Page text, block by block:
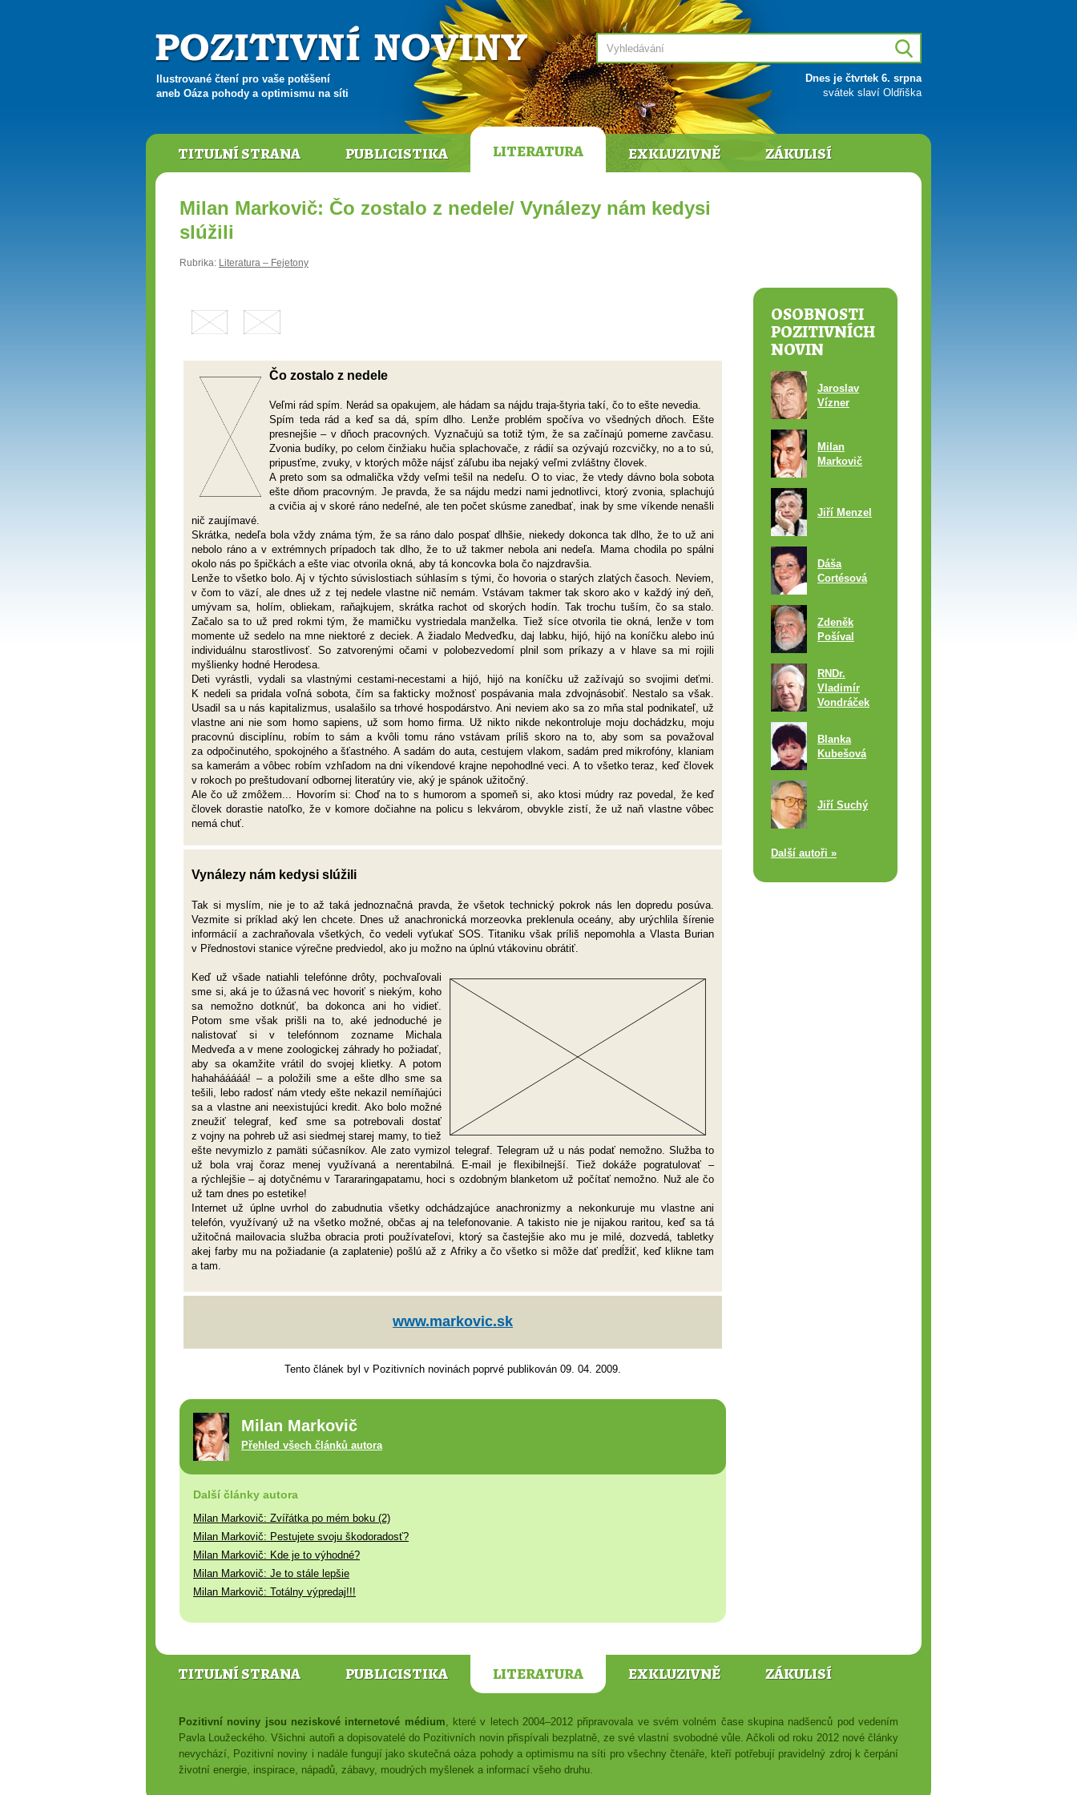
Ilustrované čtení pro vaše potěšení
aneb Oáza pohody a optimismu na síti
Dnes je čtvrtek 6. srpna
svátek slaví Oldřiška
TITULNÍ STRANA PUBLICISTIKA LITERATURA EXKLUZIVNĚ ZÁKULISÍ
Milan Markovič: Čo zostalo z nedele/ Vynálezy nám kedysi
slúžili
Rubrika: Literatura – Fejetony
Čo zostalo z nedele
Veľmi rád spím. Nerád sa opakujem, ale hádam sa nájdu traja-štyria takí, čo to ešte nevedia.
Spím teda rád a keď sa dá, spím dlho. Lenže problém spočíva vo všedných dňoch. Ešte
presnejšie – v dňoch pracovných. Vyznačujú sa totiž tým, že sa začínajú pomerne zavčasu.
Zvonia budíky, po celom činžiaku hučia splachovače, z rádií sa ozývajú rozcvičky, no a to sú,
pripusťme, zvuky, v ktorých môže nájsť záľubu iba nejaký veľmi zvláštny človek.
A preto som sa odmalička vždy veľmi tešil na nedeľu. O to viac, že vtedy dávno bola sobota
ešte dňom pracovným. Je pravda, že sa nájdu medzi nami jednotlivci, ktorý zvonia, splachujú
a cvičia aj v skoré ráno nedeľné, ale ten počet skúsme zanedbať, inak by sme víkende nenašli
nič zaujímavé.
Skrátka, nedeľa bola vždy známa tým, že sa ráno dalo pospať dlhšie, niekedy dokonca tak dlho, že to už ani
nebolo ráno a v extrémnych prípadoch tak dlho, že to už takmer nebola ani nedeľa. Mama chodila po spálni
okolo nás po špičkách a ešte viac otvorila okná, aby tá koncovka bola čo najzdravšia.
Lenže to všetko bolo. Aj v týchto súvislostiach súhlasím s tými, čo hovoria o starých zlatých časoch. Neviem,
v čom to väzí, ale dnes už z tej nedele vlastne nič nemám. Vstávam takmer tak skoro ako v každý iný deň,
umývam sa, holím, obliekam, raňajkujem, skrátka rachot od skorých hodín. Tak trochu tuším, čo sa stalo.
Začalo sa to už pred rokmi tým, že mamičku vystriedala manželka. Tiež síce otvorila tie okná, lenže v tom
momente už sedelo na mne niektoré z deciek. A žiadalo Medveďku, daj labku, hijó, hijó na koníčku alebo inú
individuálnu starostlivosť. So zatvorenými očami v polobezvedomí plnil som príkazy a v hlave sa mi rojili
myšlienky hodné Herodesa.
Deti vyrástli, vydali sa vlastnými cestami-necestami a hijó, hijó na koníčku už zažívajú so svojimi deťmi.
K nedeli sa pridala voľná sobota, čím sa fakticky možnosť pospávania mala zdvojnásobiť. Nestalo sa však.
Usadil sa u nás kapitalizmus, usalašilo sa trhové hospodárstvo. Ani neviem ako sa zo mňa stal podnikateľ, už
vlastne ani nie som homo sapiens, už som homo firma. Už nikto nikde nekontroluje moju dochádzku, moju
pracovnú disciplínu, robím to sám a kvôli tomu ráno vstávam príliš skoro na to, aby som sa považoval
za odpočinutého, spokojného a šťastného. A sadám do auta, cestujem vlakom, sadám pred mikrofóny, klaniam
sa kamerám a vôbec robím vzhľadom na dni víkendové krajne nepohodlné veci. A to všetko teraz, keď človek
v rokoch po preštudovaní odbornej literatúry vie, aký je spánok užitočný.
Ale čo už zmôžem... Hovorím si: Choď na to s humorom a spomeň si, ako ktosi múdry raz povedal, že keď
človek dorastie natoľko, že v komore dočiahne na policu s lekvárom, obvykle zistí, že už naň vlastne vôbec
nemá chuť.
Vynálezy nám kedysi slúžili
Tak si myslím, nie je to až taká jednoznačná pravda, že všetok technický pokrok nás len dopredu posúva.
Vezmite si príklad aký len chcete. Dnes už anachronická morzeovka preklenula oceány, aby urýchlila šírenie
informácií a zachraňovala všetkých, čo vedeli vyťukať SOS. Titaniku však príliš nepomohla a Vlasta Burian
v Přednostovi stanice výrečne predviedol, ako ju možno na úplnú vtákovinu obrátiť.
Keď už všade natiahli telefónne drôty, pochvaľovali
sme si, aká je to úžasná vec hovoriť s niekým, koho
sa nemožno dotknúť, ba dokonca ani ho vidieť.
Potom sme však prišli na to, aké jednoduché je
nalistovať si v telefónnom zozname Michala
Medveďa a v mene zoologickej záhrady ho požiadať,
aby sa okamžite vrátil do svojej klietky. A potom
hahahááááá! – a položili sme a ešte dlho sme sa
tešili, lebo radosť nám vtedy ešte nekazil nemíňajúci
sa a vlastne ani neexistujúci kredit. Ako bolo možné
zneužiť telegraf, keď sme sa potrebovali dostať
z vojny na pohreb už asi siedmej starej mamy, to tiež
ešte nevymizlo z pamäti súčasníkov. Ale zato vymizol telegraf. Telegram už u nás podať nemožno. Služba to
už bola vraj čoraz menej využívaná a nerentabilná. E-mail je flexibilnejší. Tiež dokáže pogratulovať –
a rýchlejšie – aj dotyčnému v Tarararingapatamu, hoci s ozdobným blanketom už počítať nemožno. Nuž ale čo
už tam dnes po estetike!
Internet už úplne uvrhol do zabudnutia všetky odchádzajúce anachronizmy a nekonkuruje mu vlastne ani
telefón, využívaný už na všetko možné, občas aj na telefonovanie. A takisto nie je nijakou raritou, keď sa tá
užitočná mailovacia služba obracia proti používateľovi, ktorý sa častejšie ako mu je milé, dozvedá, tabletky
akej farby mu na požiadanie (a zaplatenie) pošlú až z Afriky a čo všetko si môže dať predĺžiť, keď klikne tam
a tam.
www.markovic.sk
Tento článek byl v Pozitivních novinách poprvé publikován 09. 04. 2009.
Milan Markovič
Přehled všech článků autora
Další články autora
Milan Markovič: Zvířátka po mém boku (2)
Milan Markovič: Pestujete svoju škodoradosť?
Milan Markovič: Kde je to výhodné?
Milan Markovič: Je to stále lepšie
Milan Markovič: Totálny výpredaj!!!
OSOBNOSTI
POZITIVNÍCH
NOVIN
Jaroslav
Vízner
Milan
Markovič
Jiří Menzel
Dáša
Cortésová
Zdeněk
Pošíval
RNDr.
Vladimír
Vondráček
Blanka
Kubešová
Jiří Suchý
Další autoři »
TITULNÍ STRANA PUBLICISTIKA LITERATURA EXKLUZIVNĚ ZÁKULISÍ
Pozitivní noviny jsou neziskové internetové médium, které v letech 2004–2012 připravovala ve svém volném čase skupina nadšenců pod vedením
Pavla Loužeckého. Všichni autoři a dopisovatelé do Pozitivních novin přispívali bezplatně, ze své vlastní svobodné vůle. Ačkoli od roku 2012 nové články
nevychází, Pozitivní noviny i nadále fungují jako skutečná oáza pohody a optimismu na síti pro všechny čtenáře, kteří potřebují pravidelný zdroj k čerpání
životní energie, inspirace, nápadů, zábavy, moudrých myšlenek a informací všeho druhu.